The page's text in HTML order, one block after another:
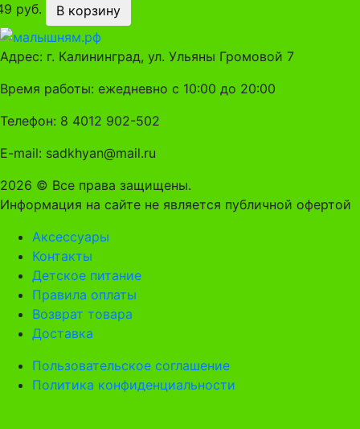
руб. В корзину
Адрес: г. Калининград, ул. Ульяны Громовой 7
Время работы: ежедневно с 10:00 до 20:00
Телефон: 8 4012 902-502
E-mail: sadkhyan@mail.ru
2026 © Все права защищены.
Информация на сайте не является публичной офертой
Аксессуары
Контакты
Детское питание
Правила оплаты
Возврат товара
Доставка
Пользовательское соглашение
Политика конфиденциальности